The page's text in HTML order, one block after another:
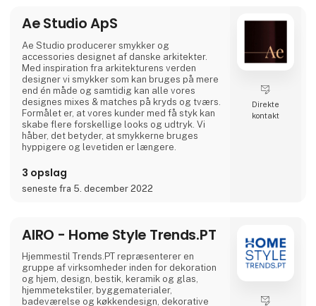
Og lige når du tror, du har set det hele,
overrasker Asobu dig igen – med nye
designs, nye karakterer og skønne detaljer,
der gør hver eneste slurk lidt sjovere. Uanse
Ae Studio ApS
Ae Studio producerer smykker og
accessories designet af danske arkitekter.
Med inspiration fra arkitekturens verden
designer vi smykker som kan bruges på mere
end én måde og samtidig kan alle vores
designes mixes & matches på kryds og tværs.
Formålet er, at vores kunder med få styk kan
skabe flere forskellige looks og udtryk. Vi
håber, det betyder, at smykkerne bruges
hyppigere og levetiden er længere.
3 opslag
seneste fra 5. december 2022
Direkte
kontakt
AIRO - Home Style Trends.PT
Hjemmestil Trends.PT repræsenterer en
gruppe af virksomheder inden for dekoration
og hjem, design, bestik, keramik og glas,
hjemmetekstiler, byggematerialer,
badeværelse og køkkendesign, dekorative